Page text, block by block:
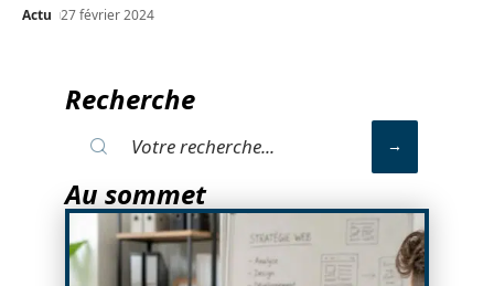
Actu 27 février 2024
Recherche
Au sommet